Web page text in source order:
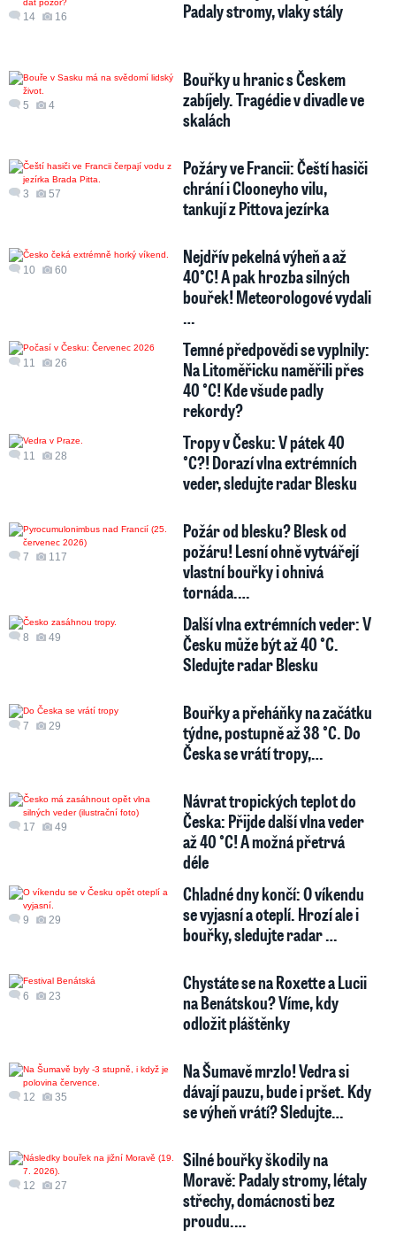
14 16
Padaly stromy, vlaky stály
5 4
Bouřky u hranic s Českem
zabíjely. Tragédie v divadle ve
skalách
3 57
Požáry ve Francii: Čeští hasiči
chrání i Clooneyho vilu,
tankují z Pittova jezírka
10 60
Nejdřív pekelná výheň a až
40°C! A pak hrozba silných
bouřek! Meteorologové vydali
…
11 26
Temné předpovědi se vyplnily:
Na Litoměřicku naměřili přes
40 °C! Kde všude padly
rekordy?
11 28
Tropy v Česku: V pátek 40
°C?! Dorazí vlna extrémních
veder, sledujte radar Blesku
7 117
Požár od blesku? Blesk od
požáru! Lesní ohně vytvářejí
vlastní bouřky i ohnivá
tornáda.…
8 49
Další vlna extrémních veder: V
Česku může být až 40 °C.
Sledujte radar Blesku
7 29
Bouřky a přeháňky na začátku
týdne, postupně až 38 °C. Do
Česka se vrátí tropy,…
17 49
Návrat tropických teplot do
Česka: Přijde další vlna veder
až 40 °C! A možná přetrvá
déle
9 29
Chladné dny končí: O víkendu
se vyjasní a oteplí. Hrozí ale i
bouřky, sledujte radar …
6 23
Chystáte se na Roxette a Lucii
na Benátskou? Víme, kdy
odložit pláštěnky
12 35
Na Šumavě mrzlo! Vedra si
dávají pauzu, bude i pršet. Kdy
se výheň vrátí? Sledujte…
12 27
Silné bouřky škodily na
Moravě: Padaly stromy, létaly
střechy, domácnosti bez
proudu.…